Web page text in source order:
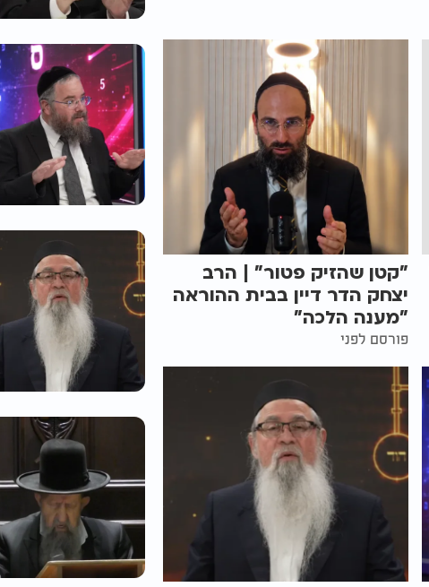
"קטן שהזיק פטור" | הרב
יצחק הדר דיין בבית ההוראה
"מענה הלכה"
פורסם לפני